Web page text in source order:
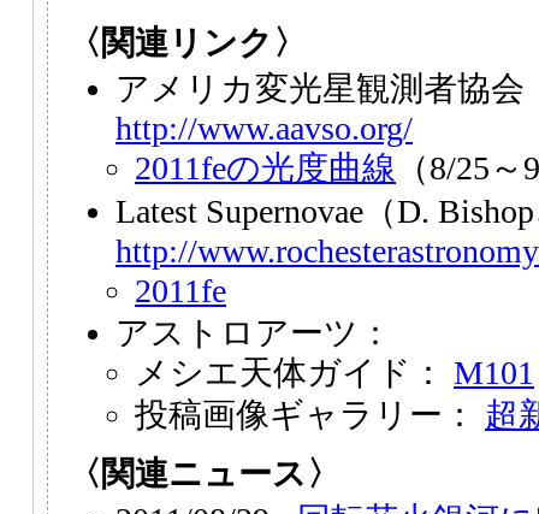
〈関連リンク〉
アメリカ変光星観測者協会
http://www.aavso.org/
2011feの光度曲線 （8/25～
Latest Supernovae（D.
http://
2011fe
アストロアーツ：
メシエ天体ガイド： M101
投稿画像ギャラリー： 超
〈関連ニュース〉